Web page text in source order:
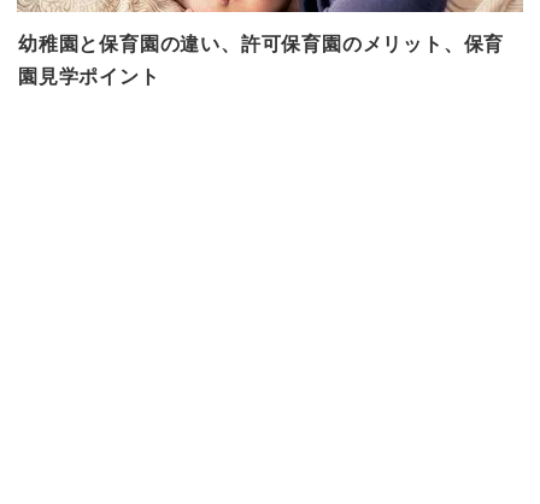
幼稚園と保育園の違い、許可保育園のメリット、保育
園見学ポイント